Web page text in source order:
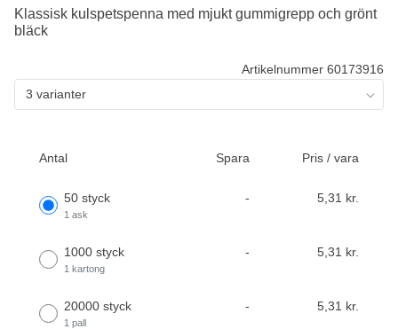
Artikelnummer 60173916
3 varianter
Antal Spara Pris / vara
50 styck
1 ask
- 5,31 kr.
1000 styck
1 kartong
- 5,31 kr.
20000 styck
1 pall
- 5,31 kr.
Klassisk kulspetspenna med mjukt gummigrepp och grönt
bläck